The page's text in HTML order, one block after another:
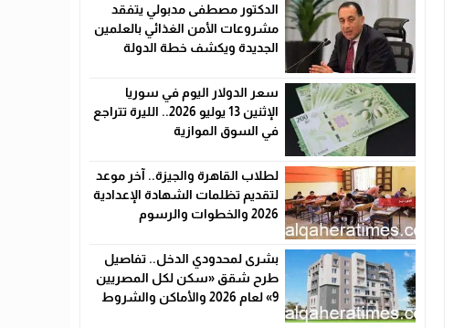
الدكتور مصطفى مدبولي يتفقد
مشروعات الأمن الغذائي بالعلمين
الجديدة ويكشف خطة الدولة
سعر الدولار اليوم في سوريا
الإثنين 13 يوليو 2026.. الليرة تتراجع
في السوق الموازية
لطلاب القاهرة والجيزة.. آخر موعد
لتقديم تظلمات الشهادة الإعدادية
2026 والخطوات والرسوم
بشرى لمحدودي الدخل.. تفاصيل
طرح شقق «سكن لكل المصريين
9» لعام 2026 والأماكن والشروط